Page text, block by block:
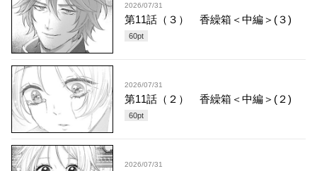
2026/07/31
第11話（３） 香繰箱＜中編＞(３)
60pt
2026/07/31
第11話（２） 香繰箱＜中編＞(２)
60pt
2026/07/31